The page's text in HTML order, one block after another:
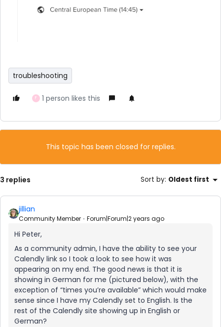
troubleshooting
F 1 person likes this
This topic has been closed for replies.
3 replies Sort by: Oldest first
jillian
Community Member Forum|Forum|2 years ago
Hi Peter,
As a community admin, I have the ability to see your
Calendly link so I took a look to see how it was
appearing on my end. The good news is that it is
showing in German for me (pictured below), with the
exception of “times you’re available” which would make
sense since I have my Calendly set to English. Is the
rest of the Calendly site showing up in English or
German?